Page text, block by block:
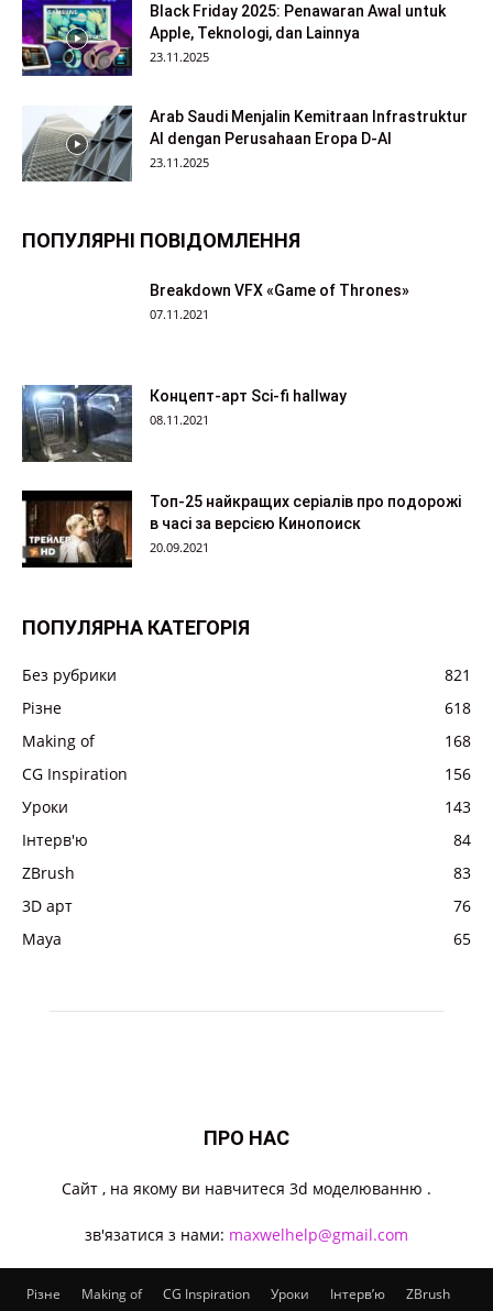
Black Friday 2025: Penawaran Awal untuk
Apple, Teknologi, dan Lainnya
23.11.2025
Arab Saudi Menjalin Kemitraan Infrastruktur
AI dengan Perusahaan Eropa D-AI
23.11.2025
ПОПУЛЯРНІ ПОВІДОМЛЕННЯ
Breakdown VFX «Game of Thrones»
07.11.2021
Концепт-арт Sci-fi hallway
08.11.2021
Топ-25 найкращих серіалів про подорожі
в часі за версією Кинопоиск
20.09.2021
ПОПУЛЯРНА КАТЕГОРІЯ
Без рубрики
821
Різне
618
Making of
168
CG Inspiration
156
Уроки
143
Інтерв'ю
84
ZBrush
83
3D арт
76
Maya
65
ПРО НАС
Cайт , на якому ви навчитеся 3d моделюванню .
зв'язатися з нами: maxwelhelp@gmail.com
Різне Making of CG Inspiration Уроки Інтерв’ю
ZBrush